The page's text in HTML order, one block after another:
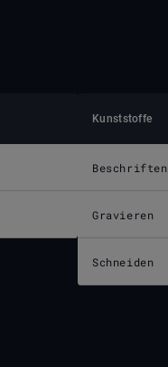
Kunststoffe
Beschriften
Gravieren
Schneiden